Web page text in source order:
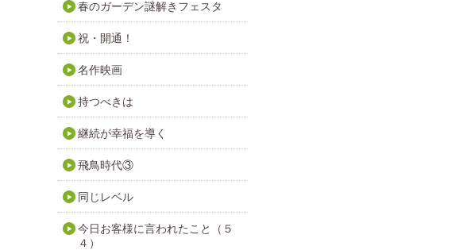
春のガーデン謎解きフェスタ
祝・開通！
名作映画
持つべきは
継続が幸福を導く
飛鳥時代③
同じレベル
今日お客様に言われたこと（５
４）